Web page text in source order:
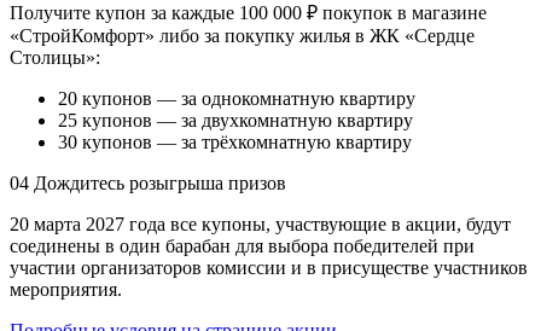
Получите купон за каждые 100 000 ₽ покупок в магазине
«СтройКомфорт» либо за покупку жилья в ЖК «Сердце
Столицы»:
20 купонов — за однокомнатную квартиру
25 купонов — за двухкомнатную квартиру
30 купонов — за трёхкомнатную квартиру
04 Дождитесь розыгрыша призов
20 марта 2027 года все купоны, участвующие в акции, будут
соединены в один барабан для выбора победителей при
участии организаторов комиссии и в присуществе участников
мероприятия.